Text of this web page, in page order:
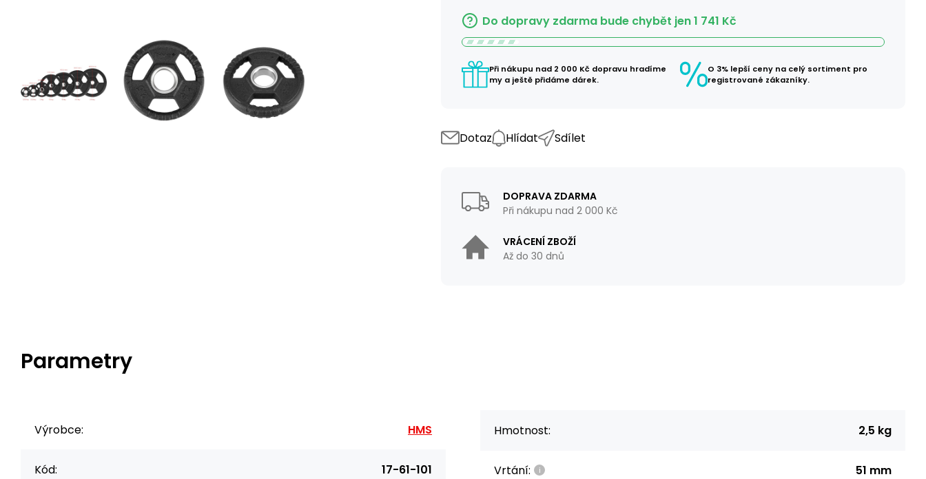
Do dopravy zdarma bude chybět jen1 741 Kč
Při nákupu nad 2 000 Kč dopravu hradíme
my a ještě přidáme dárek.
O 3% lepší ceny na celý sortiment pro
registrované zákazníky.
Dotaz Hlídat Sdílet
DOPRAVA ZDARMA
Při nákupu nad 2 000 Kč
VRÁCENÍ ZBOŽÍ
Až do 30 dnů
Parametry
Výrobce: HMS
Kód: 17-61-101
Hmotnost: 2,5 kg
Vrtání: 51 mm